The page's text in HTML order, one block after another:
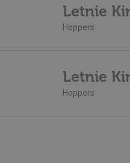
Letnie
Hoppers
Letnie
Hoppers
wp-